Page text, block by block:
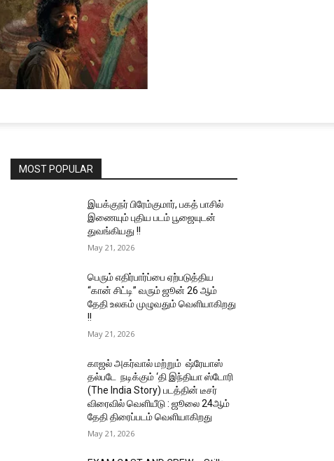
MOST POPULAR
இயக்குநர் பிரேம்குமார், பகத் பாசில்
இணையும் புதிய படம் பூஜையுடன்
துவங்கியது !!
May 21, 2026
பெரும் எதிர்பார்ப்பை ஏற்படுத்திய
“கான் சிட்டி” வரும் ஜூன் 26 ஆம்
தேதி உலகம் முழுவதும் வெளியாகிறது
!!
May 21, 2026
காஜல் அகர்வால் மற்றும் ஷ்ரேயாஸ்
தல்படே நடிக்கும் ‘தி இந்தியா ஸ்டோரி
(The India Story) படத்தின் டீசர்
விரைவில் வெளியீடு : ஜூலை 24ஆம்
தேதி திரைப்படம் வெளியாகிறது
May 21, 2026